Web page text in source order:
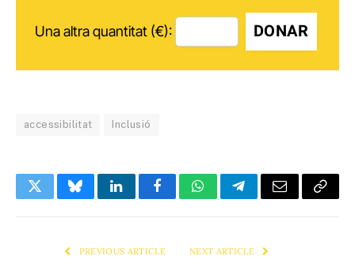
Una altra quantitat (€): DONAR
accessibilitat Inclusió
TwitterBlueskyLinkedInFacebookWhatsAppTelegramEmail Copy
PREVIOUS ARTICLE NEXT ARTICLE